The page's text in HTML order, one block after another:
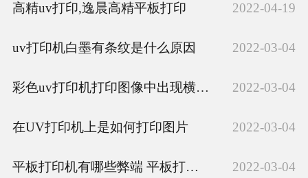
高精uv打印,逸晨高精平板打印 2022-04-19
uv打印机白墨有条纹是什么原因 2022-03-04
彩色uv打印机打印图像中出现横道说明喷头状态不好 2022-03-04
在UV打印机上是如何打印图片 2022-03-04
平板打印机有哪些弊端 平板打印机优缺点分析 2022-03-04